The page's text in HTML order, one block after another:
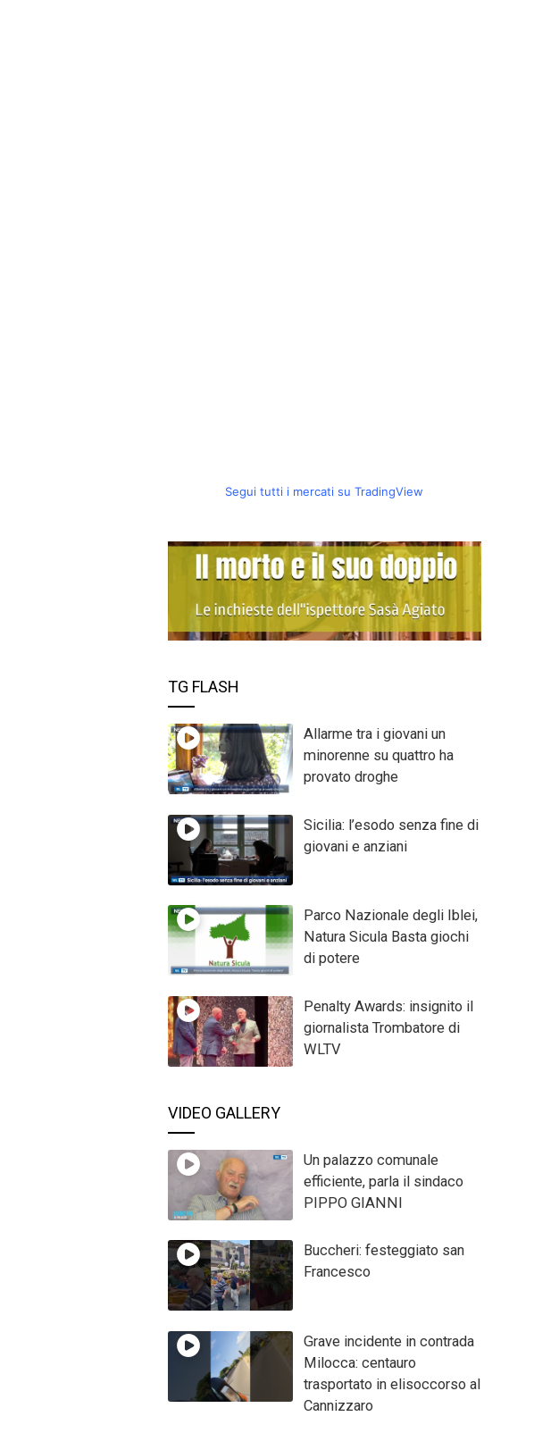
Segui tutti i mercati su TradingView
TG FLASH
Allarme tra i giovani un
minorenne su quattro ha
provato droghe
Sicilia: l’esodo senza fine di
giovani e anziani
Parco Nazionale degli Iblei,
Natura Sicula Basta giochi
di potere
Penalty Awards: insignito il
giornalista Trombatore di
WLTV
VIDEO GALLERY
Un palazzo comunale
efficiente, parla il sindaco
PIPPO GIANNI
Buccheri: festeggiato san
Francesco
Grave incidente in contrada
Milocca: centauro
trasportato in elisoccorso al
Cannizzaro